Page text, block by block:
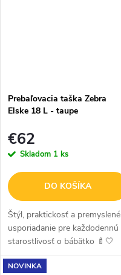
Prebaľovacia taška Zebra
Elske 18 L - taupe
€62
Skladom 1 ks
DO KOŠÍKA
Štýl, praktickosť a premyslené
usporiadanie pre každodennú
starostlivosť o bábätko 🍼🤍
Elegantná a funkčná
prebaľovacia taška v taupe
NOVINKA